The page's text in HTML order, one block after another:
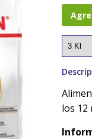
los 12